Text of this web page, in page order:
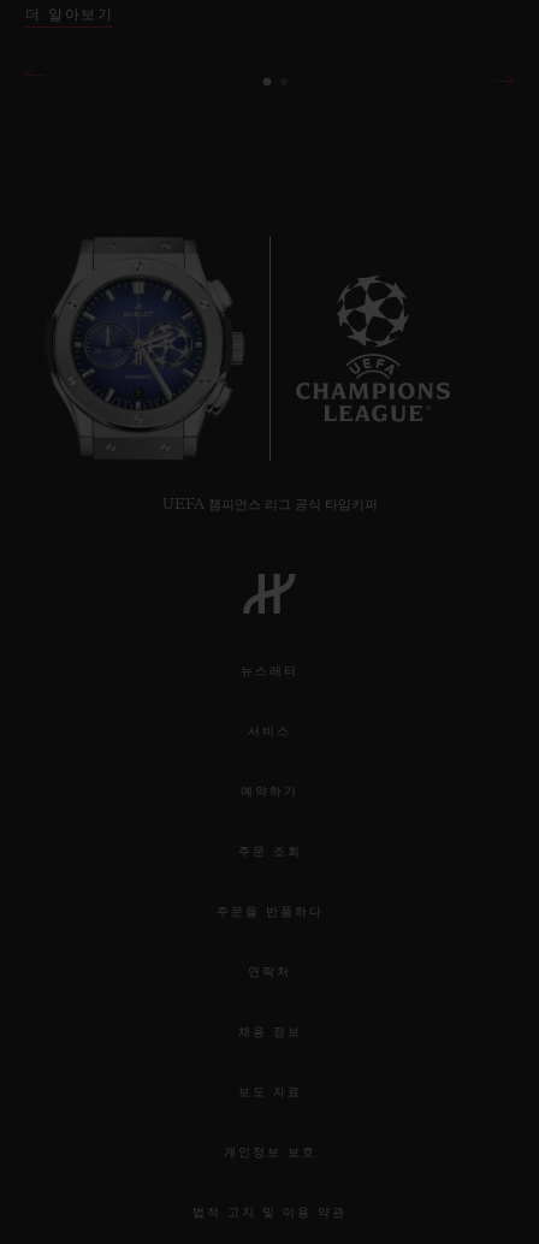
더 알아보기
UEFA 챔피언스 리그 공식 타임키퍼
뉴스레터
서비스
예약하기
주문 조회
주문을 반품하다
연락처
채용 정보
보도 자료
개인정보 보호
법적 고지 및 이용 약관